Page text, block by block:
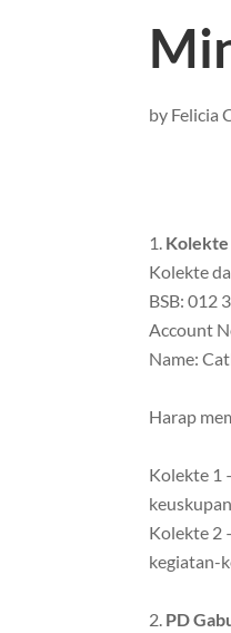
by Felicia
Kolekte
Kolekte
BSB: 012
Account
Name:
Harap
Kolekte 1
Kolekte 2
kegiatan-
PD